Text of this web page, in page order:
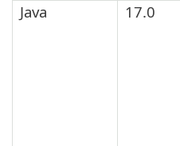
Java 17.0